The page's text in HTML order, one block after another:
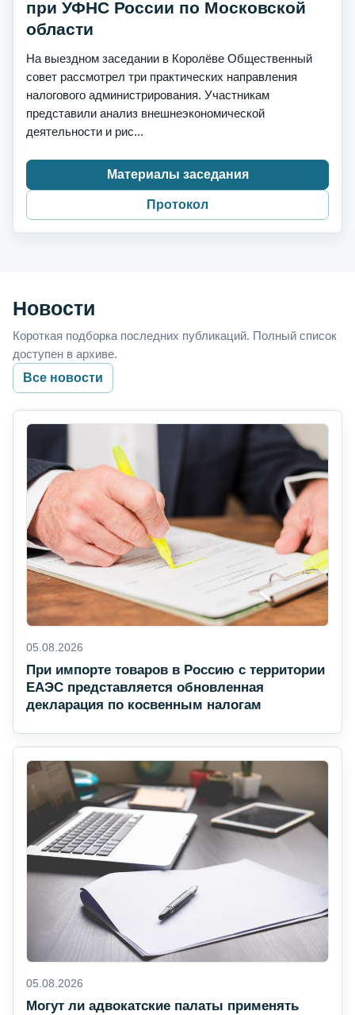
при УФНС России по Московской
области
На выездном заседании в Королёве Общественный
совет рассмотрел три практических направления
налогового администрирования. Участникам
представили анализ внешнеэкономической
деятельности и рис...
Материалы заседания
Протокол
Новости
Короткая подборка последних публикаций. Полный список
доступен в архиве.
Все новости
05.08.2026
При импорте товаров в Россию с территории
ЕАЭС представляется обновленная
декларация по косвенным налогам
05.08.2026
Могут ли адвокатские палаты применять